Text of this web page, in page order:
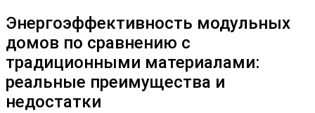
Энергоэффективность модульных
домов по сравнению с
традиционными материалами:
реальные преимущества и
недостатки